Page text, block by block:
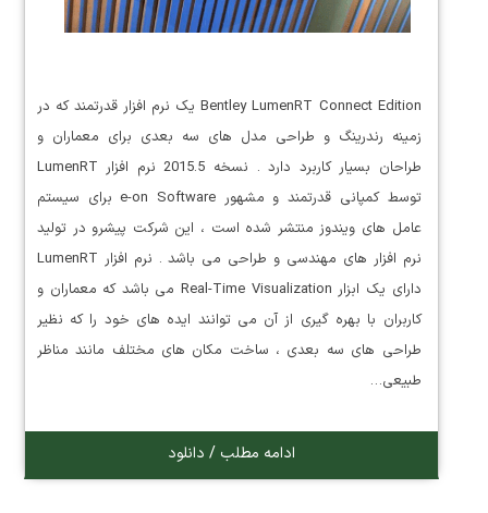
Bentley LumenRT Connect Edition یک نرم افزار قدرتمند که در
زمینه رندرینگ و طراحی مدل های سه بعدی برای معماران و
طراحان بسیار کاربرد دارد . نسخه 2015.5 نرم افزار LumenRT
توسط کمپانی قدرتمند و مشهور e-on Software برای سیستم
عامل های ویندوز منتشر شده است ، این شرکت پیشرو در تولید
نرم افزار های مهندسی و طراحی می باشد . نرم افزار LumenRT
دارای یک ابزار Real-Time Visualization می باشد که معماران و
کاربران با بهره گیری از آن می توانند ایده های خود را که نظیر
طراحی های سه بعدی ، ساخت مکان های مختلف مانند مناظر
طبیعی…
ادامه مطلب / دانلود